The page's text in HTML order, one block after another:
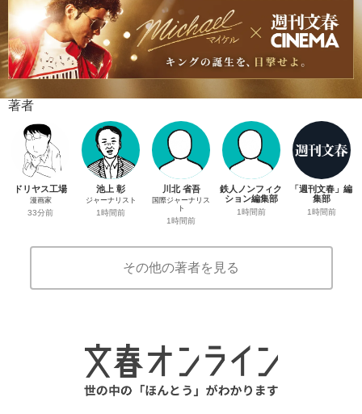
著者
ドリヤス工場
漫画家
33分前
池上 彰
ジャーナリスト
1時間前
川北 省吾
国際ジャーナリス
ト
1時間前
鉄人ノンフィク
ション編集部
1時間前
「週刊文春」編
集部
1時間前
その他の著者を見る